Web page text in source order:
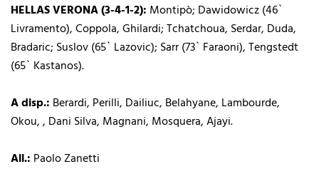
HELLAS VERONA (3-4-1-2): Montipò; Dawidowicz (46`
Livramento), Coppola, Ghilardi; Tchatchoua, Serdar, Duda,
Bradaric; Suslov (65` Lazovic); Sarr (73` Faraoni), Tengstedt
(65` Kastanos).
A disp.: Berardi, Perilli, Dailiuc, Belahyane, Lambourde,
Okou, , Dani Silva, Magnani, Mosquera, Ajayi.
All.: Paolo Zanetti